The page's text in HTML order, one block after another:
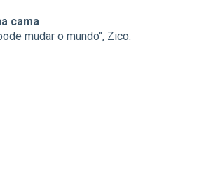
cama
mudar o mundo", Zico.